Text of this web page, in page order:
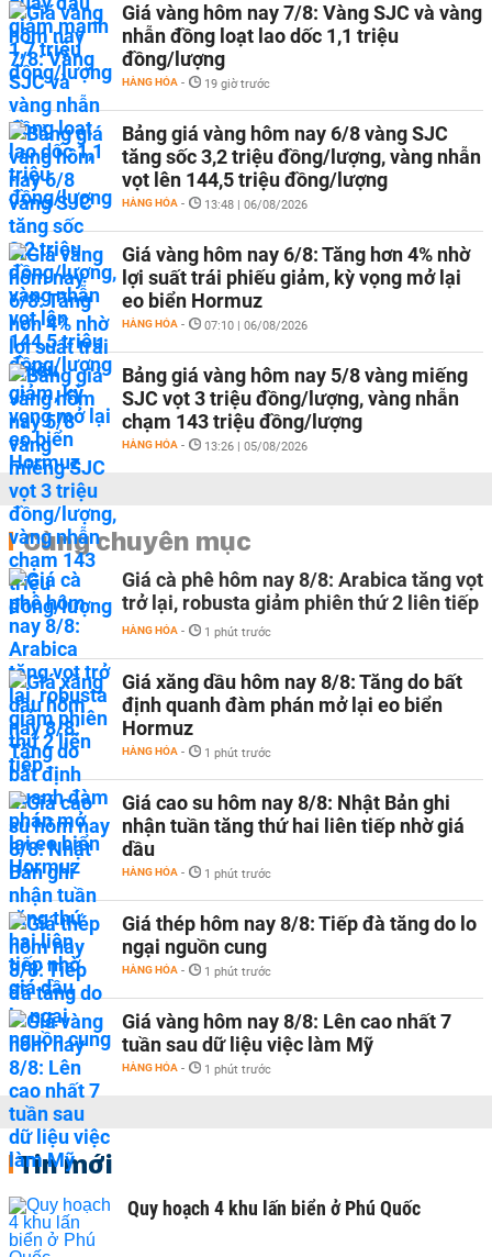
Giá vàng hôm nay 7/8: Vàng SJC và vàng
nhẫn đồng loạt lao dốc 1,1 triệu
đồng/lượng
HÀNG HÓA - 19 giờ trước
Bảng giá vàng hôm nay 6/8 vàng SJC
tăng sốc 3,2 triệu đồng/lượng, vàng nhẫn
vọt lên 144,5 triệu đồng/lượng
HÀNG HÓA - 13:48 | 06/08/2026
Giá vàng hôm nay 6/8: Tăng hơn 4% nhờ
lợi suất trái phiếu giảm, kỳ vọng mở lại
eo biển Hormuz
HÀNG HÓA - 07:10 | 06/08/2026
Bảng giá vàng hôm nay 5/8 vàng miếng
SJC vọt 3 triệu đồng/lượng, vàng nhẫn
chạm 143 triệu đồng/lượng
HÀNG HÓA - 13:26 | 05/08/2026
Cùng chuyên mục
Giá cà phê hôm nay 8/8: Arabica tăng vọt
trở lại, robusta giảm phiên thứ 2 liên tiếp
HÀNG HÓA - 1 phút trước
Giá xăng dầu hôm nay 8/8: Tăng do bất
định quanh đàm phán mở lại eo biển
Hormuz
HÀNG HÓA - 1 phút trước
Giá cao su hôm nay 8/8: Nhật Bản ghi
nhận tuần tăng thứ hai liên tiếp nhờ giá
dầu
HÀNG HÓA - 1 phút trước
Giá thép hôm nay 8/8: Tiếp đà tăng do lo
ngại nguồn cung
HÀNG HÓA - 1 phút trước
Giá vàng hôm nay 8/8: Lên cao nhất 7
tuần sau dữ liệu việc làm Mỹ
HÀNG HÓA - 1 phút trước
Tin mới
Quy hoạch 4 khu lấn biển ở Phú Quốc